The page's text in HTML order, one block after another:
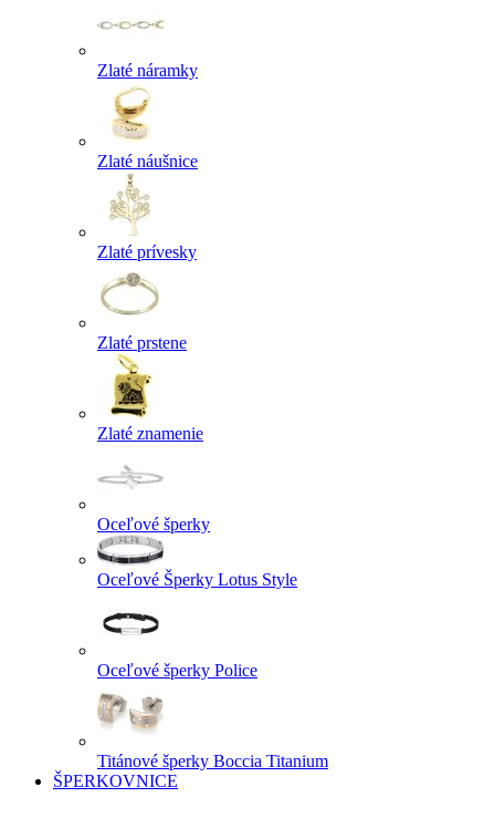
Zlaté náramky
Zlaté náušnice
Zlaté prívesky
Zlaté prstene
Zlaté znamenie
Oceľové šperky
Oceľové Šperky Lotus Style
Oceľové šperky Police
Titánové šperky Boccia Titanium
ŠPERKOVNICE